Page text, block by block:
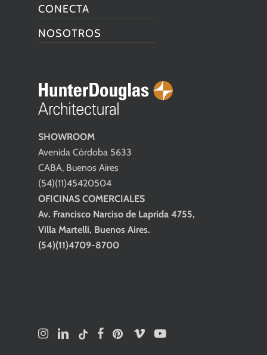
SHOWROOM
Avenida Córdoba 5633
CABA, Buenos Aires
(54)(11)45420504
OFICINAS COMERCIALES
Av. Francisco Narciso de Laprida 4755,
Villa Martelli, Buenos Aires.
(54)(11)4709-8700
CONECTA
NOSOTROS